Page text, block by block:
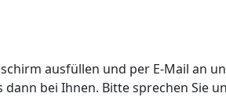
ausfüllen und per E-Mail an
bei Ihnen. Bitte sprechen Sie